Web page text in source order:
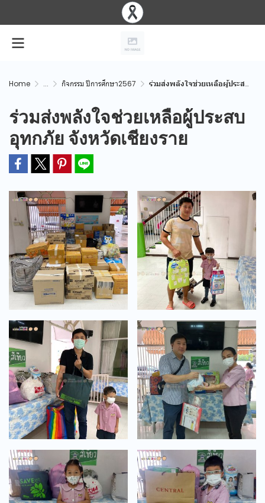
Home ... กิจกรรม ปีการศึกษา2567 ร่วมส่งพลังใจช่วยเหลือผู้ประสบอุทกภัย จังหวัดเชียงราย
ร่วมส่งพลังใจช่วยเหลือผู้ประสบ
อุทกภัย จังหวัดเชียงราย